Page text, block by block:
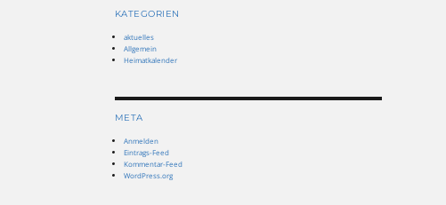
KATEGORIEN
aktuelles
Allgemein
Heimatkalender
META
Anmelden
Eintrags-Feed
Kommentar-Feed
WordPress.org